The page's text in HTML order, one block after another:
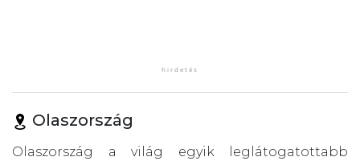
Olaszország
Olaszország a világ egyik leglátogatottabb